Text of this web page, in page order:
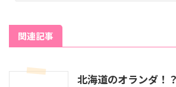
関連記事
北海道のオランダ！